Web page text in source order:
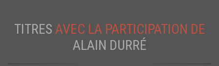
TITRES AVEC LA PARTICIPATION DE
ALAIN DURRÉ